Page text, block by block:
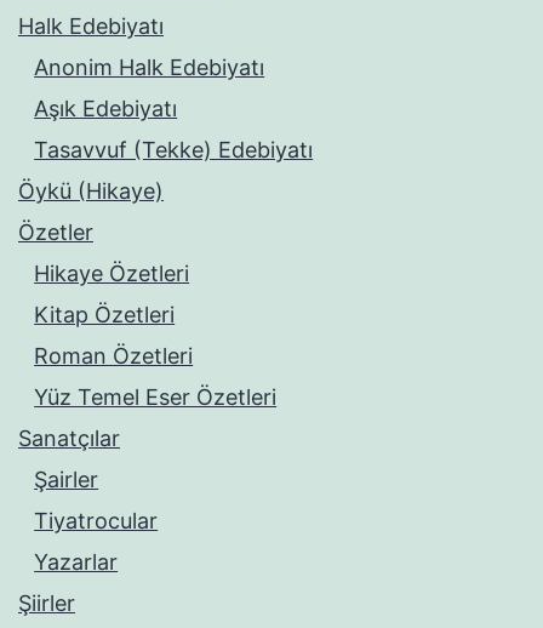
Halk Edebiyatı
Anonim Halk Edebiyatı
Aşık Edebiyatı
Tasavvuf (Tekke) Edebiyatı
Öykü (Hikaye)
Özetler
Hikaye Özetleri
Kitap Özetleri
Roman Özetleri
Yüz Temel Eser Özetleri
Sanatçılar
Şairler
Tiyatrocular
Yazarlar
Şiirler